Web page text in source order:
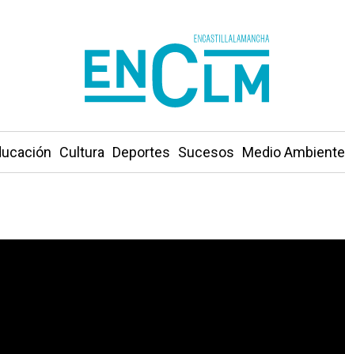
Cultura Deportes Sucesos Medio Ambiente